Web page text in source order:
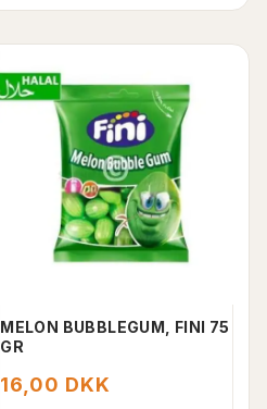
MELON BUBBLEGUM, FINI 75
GR
16,00 DKK